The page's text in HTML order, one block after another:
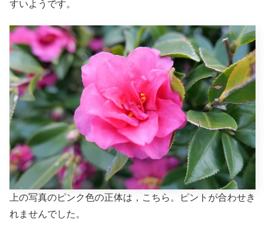
すいようです。
上の写真のピンク色の正体は，こちら。ピントが合わせき
れませんでした。